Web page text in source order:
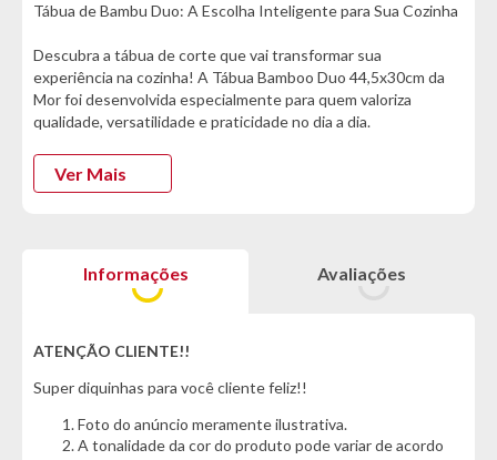
Tábua de Bambu Duo: A Escolha Inteligente para Sua Cozinha
Descubra a tábua de corte que vai transformar sua
experiência na cozinha! A Tábua Bamboo Duo 44,5x30cm da
Mor foi desenvolvida especialmente para quem valoriza
qualidade, versatilidade e praticidade no dia a dia.
Imagine ter em suas mãos uma tábua que oferece duas
superfícies distintas em um único produto. De um lado, você
sem preocupações com contaminação cruzada. Essa solução
inteligente permite que você prepare diferentes tipos de
cozinha sempre organizada.
*Características informadas pelo fabricante da marca*
Informações Técnicas:
- Marca: Mor
Ver Mais
Informações Avaliações
ATENÇÃO CLIENTE!!
Super diquinhas para você cliente feliz!!
Foto do anúncio meramente ilustrativa.
A tonalidade da cor do produto pode variar de acordo